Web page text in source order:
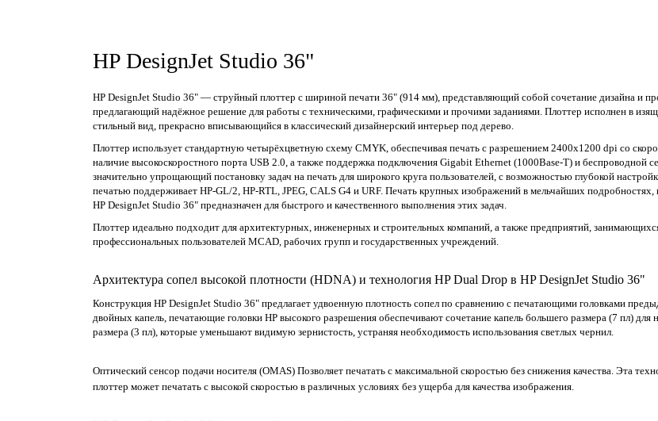
HP DesignJet Studio 36"
HP DesignJet Studio 36" — струйный плоттер с шириной печати 36" (914 мм), представляющий собой сочетание дизайна и
предлагающий надёжное решение для работы с техническими, графическими и прочими заданиями. Плоттер исполнен в
стильный вид, прекрасно вписывающийся в классический дизайнерский интерьер под дерево.
Плоттер использует стандартную четырёхцветную схему CMYK, обеспечивая печать с разрешением 2400x1200 dpi со
наличие высокоскоростного порта USB 2.0, а также поддержка подключения Gigabit Ethernet (1000Base-T) и беспроводной
значительно упрощающий постановку задач на печать для широкого круга пользователей, с возможностью глубокой
печатью поддерживает HP-GL/2, HP-RTL, JPEG, CALS G4 и URF. Печать крупных изображений в мельчайших
HP DesignJet Studio 36" предназначен для быстрого и качественного выполнения этих задач.
Плоттер идеально подходит для архитектурных, инженерных и строительных компаний, а также предприятий,
профессиональных пользователей MCAD, рабочих групп и государственных учреждений.
Архитектура сопел высокой плотности (HDNA) и технология HP Dual Drop в HP DesignJet Studio 36"
Конструкция HP DesignJet Studio 36" предлагает удвоенную плотность сопел по сравнению с печатающими головками
двойных капель, печатающие головки HP высокого разрешения обеспечивают сочетание капель большего размера (7 пл)
размера (3 пл), которые уменьшают видимую зернистость, устраняя необходимость использования светлых чернил.
Оптический сенсор подачи носителя (OMAS) Позволяет печатать с максимальной скоростью без снижения качества. Эта
плоттер может печатать с высокой скоростью в различных условиях без ущерба для качества изображения.